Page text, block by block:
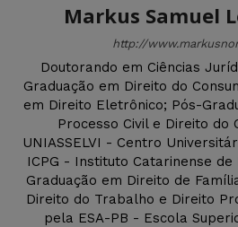
Markus Samuel
http://
Doutorando em Ciências
Graduação em Direito do
em Direito Eletrônico; Pós-
Processo Civil e Direito do
UNIASSELVI - Centro
ICPG - Instituto Catarinense de
Graduação em Direito de
Direito do Trabalho e Direito
pela ESA-PB - Escola